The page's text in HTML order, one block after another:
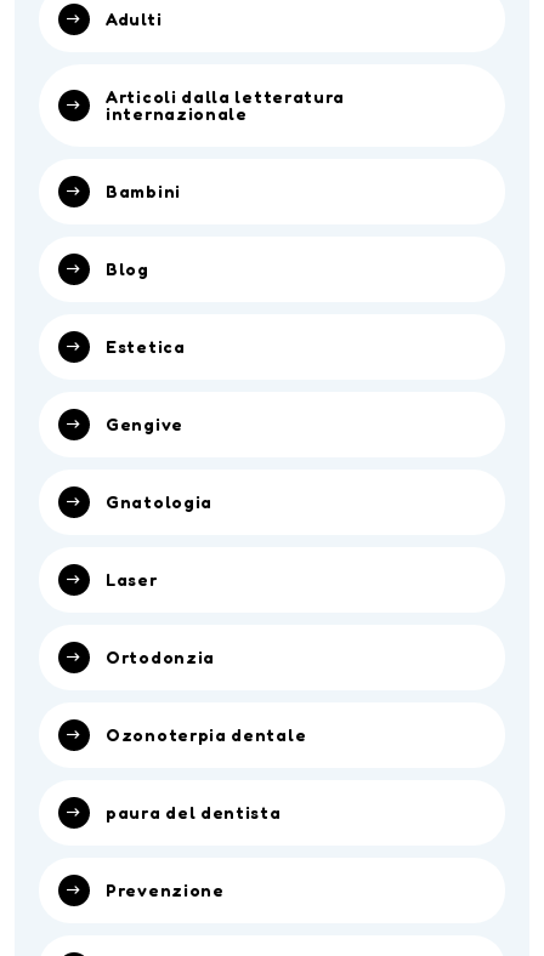
Adulti
Articoli dalla letteratura
internazionale
Bambini
Blog
Estetica
Gengive
Gnatologia
Laser
Ortodonzia
Ozonoterpia dentale
paura del dentista
Prevenzione